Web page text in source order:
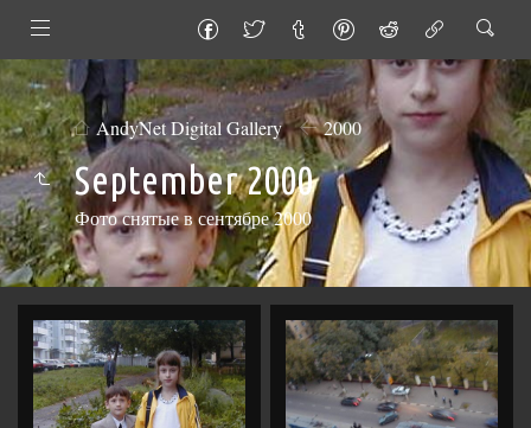
AndyNet Digital Gallery 2000
September 2000
Фото снятые в сентябре 2000